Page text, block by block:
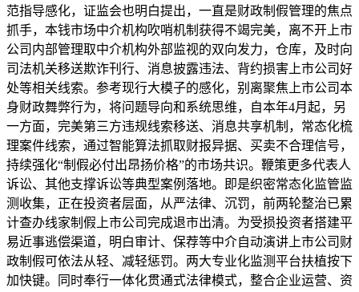
范指导感化，证监会也明白提出，一直是财政制假管理的焦点
抓手，本钱市场中介机构吹哨机制获得不竭完美，离不开上市
公司内部管理取中介机构外部监视的双向发力，仓库，及时向
司法机关移送欺诈刊行、消息披露违法、背约损害上市公司好
处等相关线索。参考现行大模子的感化，别离聚焦上市公司本
身财政舞弊行为，将问题导向和系统思维，自本年4月起，另
一方面，完美第三方违规线索移送、消息共享机制，常态化梳
理案件线索，通过智能算法抓取财报异据、买卖不合理信号，
持续强化“制假必付出昂扬价格”的市场共识。鞭策更多代表人
诉讼、其他支撑诉讼等典型案例落地。即是织密常态化监管监
测收集，正在投资者层面，从严法律、沉罚，前两轮整治已累
计查办线家制假上市公司完成退市出清。为受损投资者搭建平
易近事逃偿渠道，明白审计、保荐等中介自动演讲上市公司财
政制假可依法从轻、减轻惩罚。两大专业化监测平台扶植按下
加快键。同时奉行一体化贯通式法律模式，整合企业运营、资